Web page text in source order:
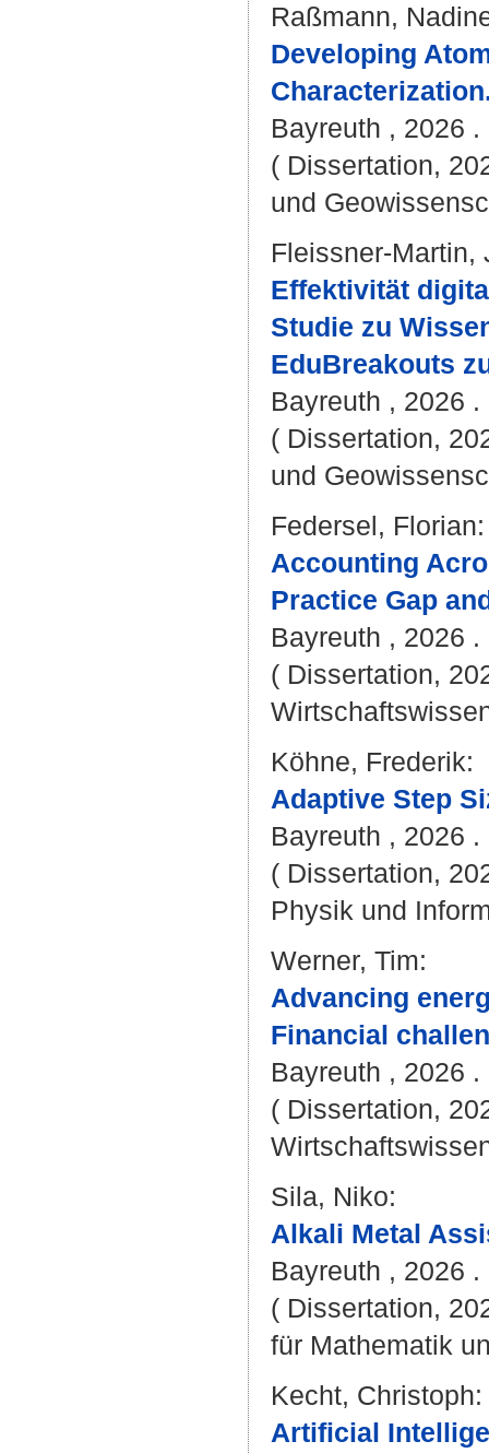
Raßmann,
Developing
Bayreuth , 2026
( Dissertation,
und
Fleissner-Martin,
Effektivität
Studie zu
EduBreakouts
Bayreuth , 2026
( Dissertation,
und
Federsel, Florian:
Accounting
Practice Gap
Bayreuth , 2026
( Dissertation,
Köhne, Frederik:
Adaptive Step
Bayreuth , 2026
( Dissertation,
Physik und
Werner, Tim:
Advancing
Financial
Bayreuth , 2026 .
( Dissertation,
Sila, Niko:
Alkali Metal
Bayreuth , 2026 .
( Dissertation,
für Mathematik
Kecht, Christoph:
Artificial